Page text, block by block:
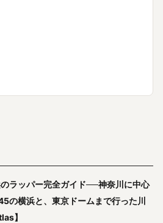
ラッパー完全ガイド──神奈川に中心
の横浜と、東京ドームまで行った川
】